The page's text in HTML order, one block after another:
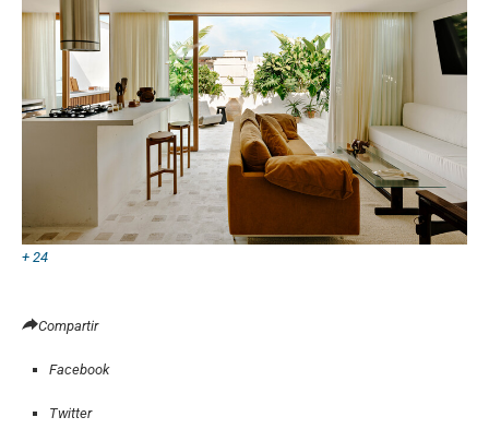
+ 24
Compartir
Facebook
Twitter